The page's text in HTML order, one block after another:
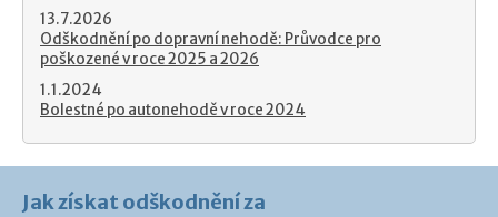
13.7.2026
Odškodnění po dopravní nehodě: Průvodce pro
poškozené v roce 2025 a 2026
1.1.2024
Bolestné po autonehodě v roce 2024
Jak získat odškodnění za